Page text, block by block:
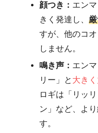
顔つき： エン
きく発達し、
すが、他のコ
しません。
鳴き声： エン
リー」と 大きく
ロギは「リッ
ン」など、よ
す。